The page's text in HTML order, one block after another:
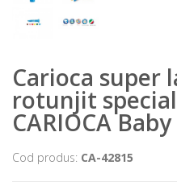
Carioca super
rotunjit
CARIOCA
Cod produs: CA-42815